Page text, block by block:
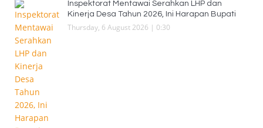
Inspektorat Mentawai Serahkan LHP dan
Kinerja Desa Tahun 2026, Ini Harapan Bupati
Thursday, 6 August 2026 | 0:30